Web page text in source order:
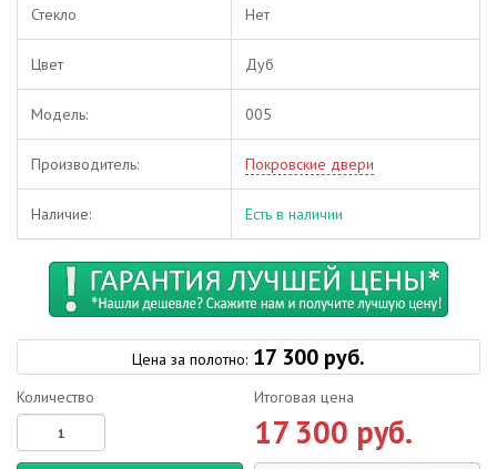
Стекло Нет
Цвет Дуб
Модель: 005
Производитель: Покровские двери
Наличие: Есть в наличии
Цена за полотно: 17 300 руб.
Количество Итоговая цена
17 300 руб.